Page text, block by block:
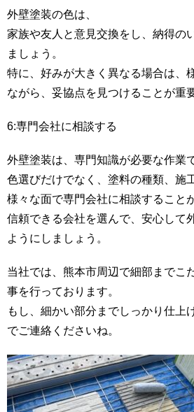
外壁塗装の色は、
家族や友人と意見交換をし、納得の
ましょう。
特に、好みが大きく異なる場合は、
ながら、妥協点を見つけることが重
6:専門会社に相談する
外壁塗装は、専門知識が必要な作業
色選びだけでなく、塗料の種類、施
様々な面で専門会社に相談すること
信頼できる会社を選んで、安心して
ようにしましょう。
当社では、熊本市周辺で細部までこ
事を行っております。
もし、細かい部分までしっかり仕上
でご連絡くださいね。